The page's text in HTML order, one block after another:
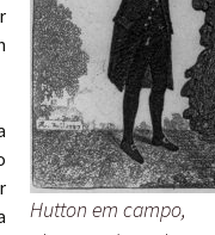
Hutton em campo,